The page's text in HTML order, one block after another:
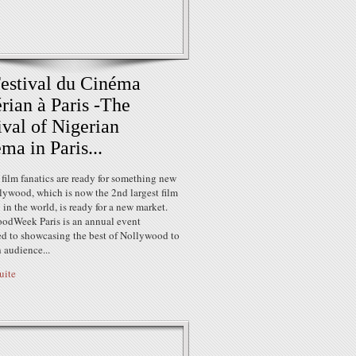
du Cinéma
à Paris -The
of Nigerian
in Paris...
fanatics are ready for something new
which is now the 2nd largest film
the world, is ready for a new market.
Paris is an annual event
to showcasing the best of Nollywood to
audience...